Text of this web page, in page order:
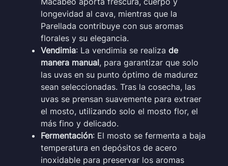
longevidad al cava, mientras que la
Parellada contribuye con sus aromas
florales y su elegancia.
Vendimia: La vendimia se realiza de
manera manual, para garantizar que solo
las uvas en su punto óptimo de madurez
sean seleccionadas. Tras la cosecha, las
uvas se prensan suavemente para extraer
el mosto, utilizando solo el mosto flor, el
más fino y delicado.
Fermentación: El mosto se fermenta a baja
temperatura en depósitos de acero
inoxidable para preservar los aromas